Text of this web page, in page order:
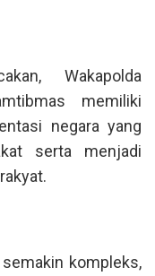
Wakapolda
memiliki
negara yang
serta menjadi
kompleks,